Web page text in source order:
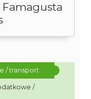
/ transport
/